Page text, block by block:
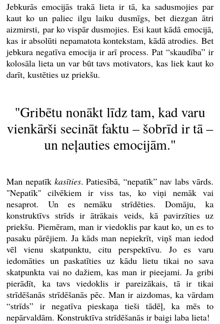
Jebkurās emocijās trakā lieta ir tā, ka sadusmojies par
kaut ko un paliec ilgu laiku dusmīgs, bet diezgan ātri
aizmirsti, par ko vispār dusmojies. Esi kaut kādā emocijā,
kas ir absolūti nepamatota kontekstam, kādā atrodies. Bet
jebkura negatīva emocija ir arī process. Pat “skaudība” ir
kolosāla lieta un var būt tavs motivators, kas liek kaut ko
darīt, kustēties uz priekšu.
"Gribētu nonākt līdz tam, kad varu
vienkārši secināt faktu – šobrīd ir tā –
un neļauties emocijām."
Man nepatīk kasīties. Patiesībā, “nepatīk” nav labs vārds.
"Nepatīk" cilvēkiem ir viss tas, ko viņi nemāk vai
nesaprot. Un es nemāku strīdēties. Domāju, ka
konstruktīvs strīds ir ātrākais veids, kā pavirzīties uz
priekšu. Piemēram, man ir viedoklis par kaut ko, un es to
pasaku pārējiem. Ja kāds man nepiekrīt, viņš man iedod
vēl vienu skatpunktu, citu perspektīvu. Jo es varu
iedomāties un paskatīties uz kādu lietu tikai no sava
skatpunkta vai no dažiem, kas man ir pieejami. Ja gribi
pierādīt, ka tavs viedoklis ir pareizākais, tā ir tikai
strīdēšanās strīdēšanās pēc. Man ir aizdomas, ka vārdam
“strīds” ir negatīva pieskaņa tieši tādēļ, ka mēs to
nepārvaldām. Konstruktīva strīdēšanās ir baigi laba lieta!